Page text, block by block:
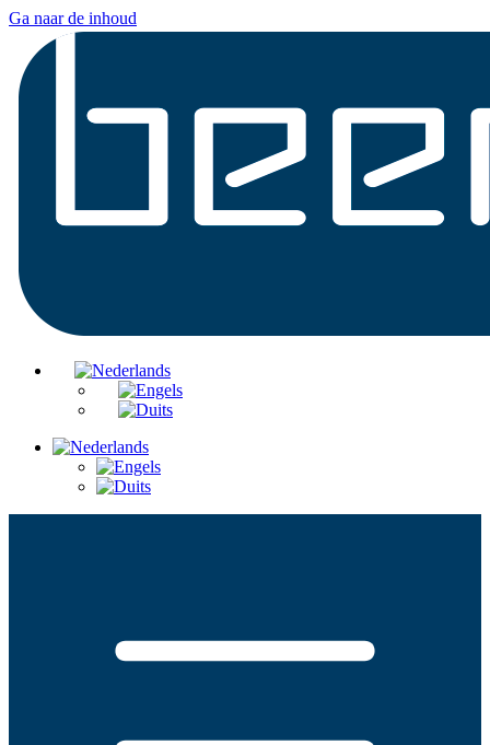
Ga naar de inhoud